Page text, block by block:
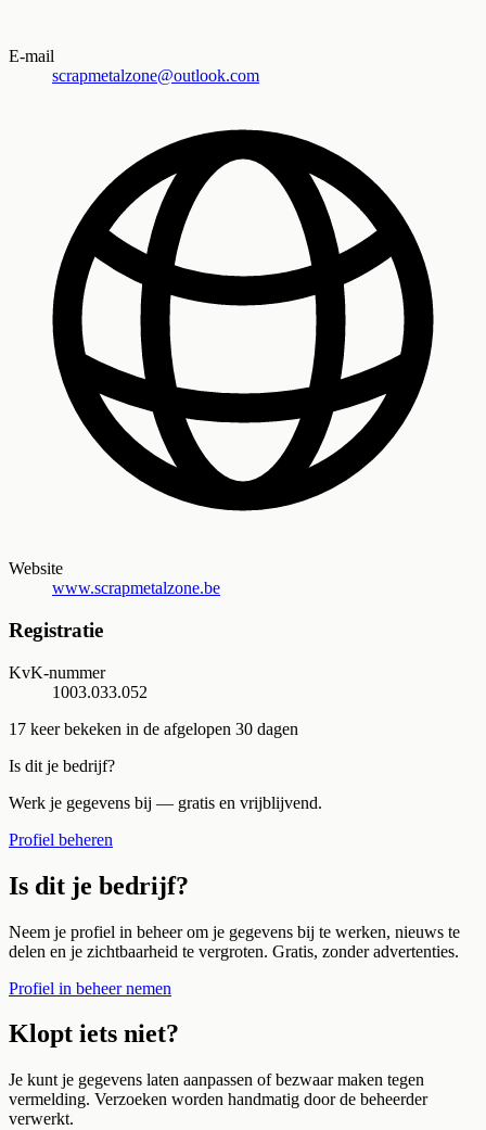
E-mail
scrapmetalzone@outlook.com
Website
www.scrapmetalzone.be
Registratie
KvK-nummer
1003.033.052
17 keer bekeken in de afgelopen 30 dagen
Is dit je bedrijf?
Werk je gegevens bij — gratis en vrijblijvend.
Profiel beheren
Is dit je bedrijf?
Neem je profiel in beheer om je gegevens bij te werken, nieuws te
delen en je zichtbaarheid te vergroten. Gratis, zonder advertenties.
Profiel in beheer nemen
Klopt iets niet?
Je kunt je gegevens laten aanpassen of bezwaar maken tegen
vermelding. Verzoeken worden handmatig door de beheerder
verwerkt.